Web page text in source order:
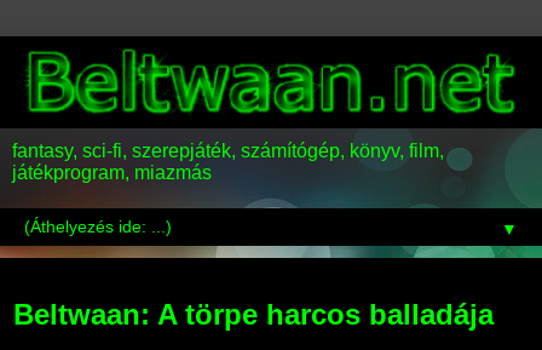
fantasy, sci-fi, szerepjáték, számítógép, könyv, film,
játékprogram, miazmás
▼
Beltwaan: A törpe harcos balladája